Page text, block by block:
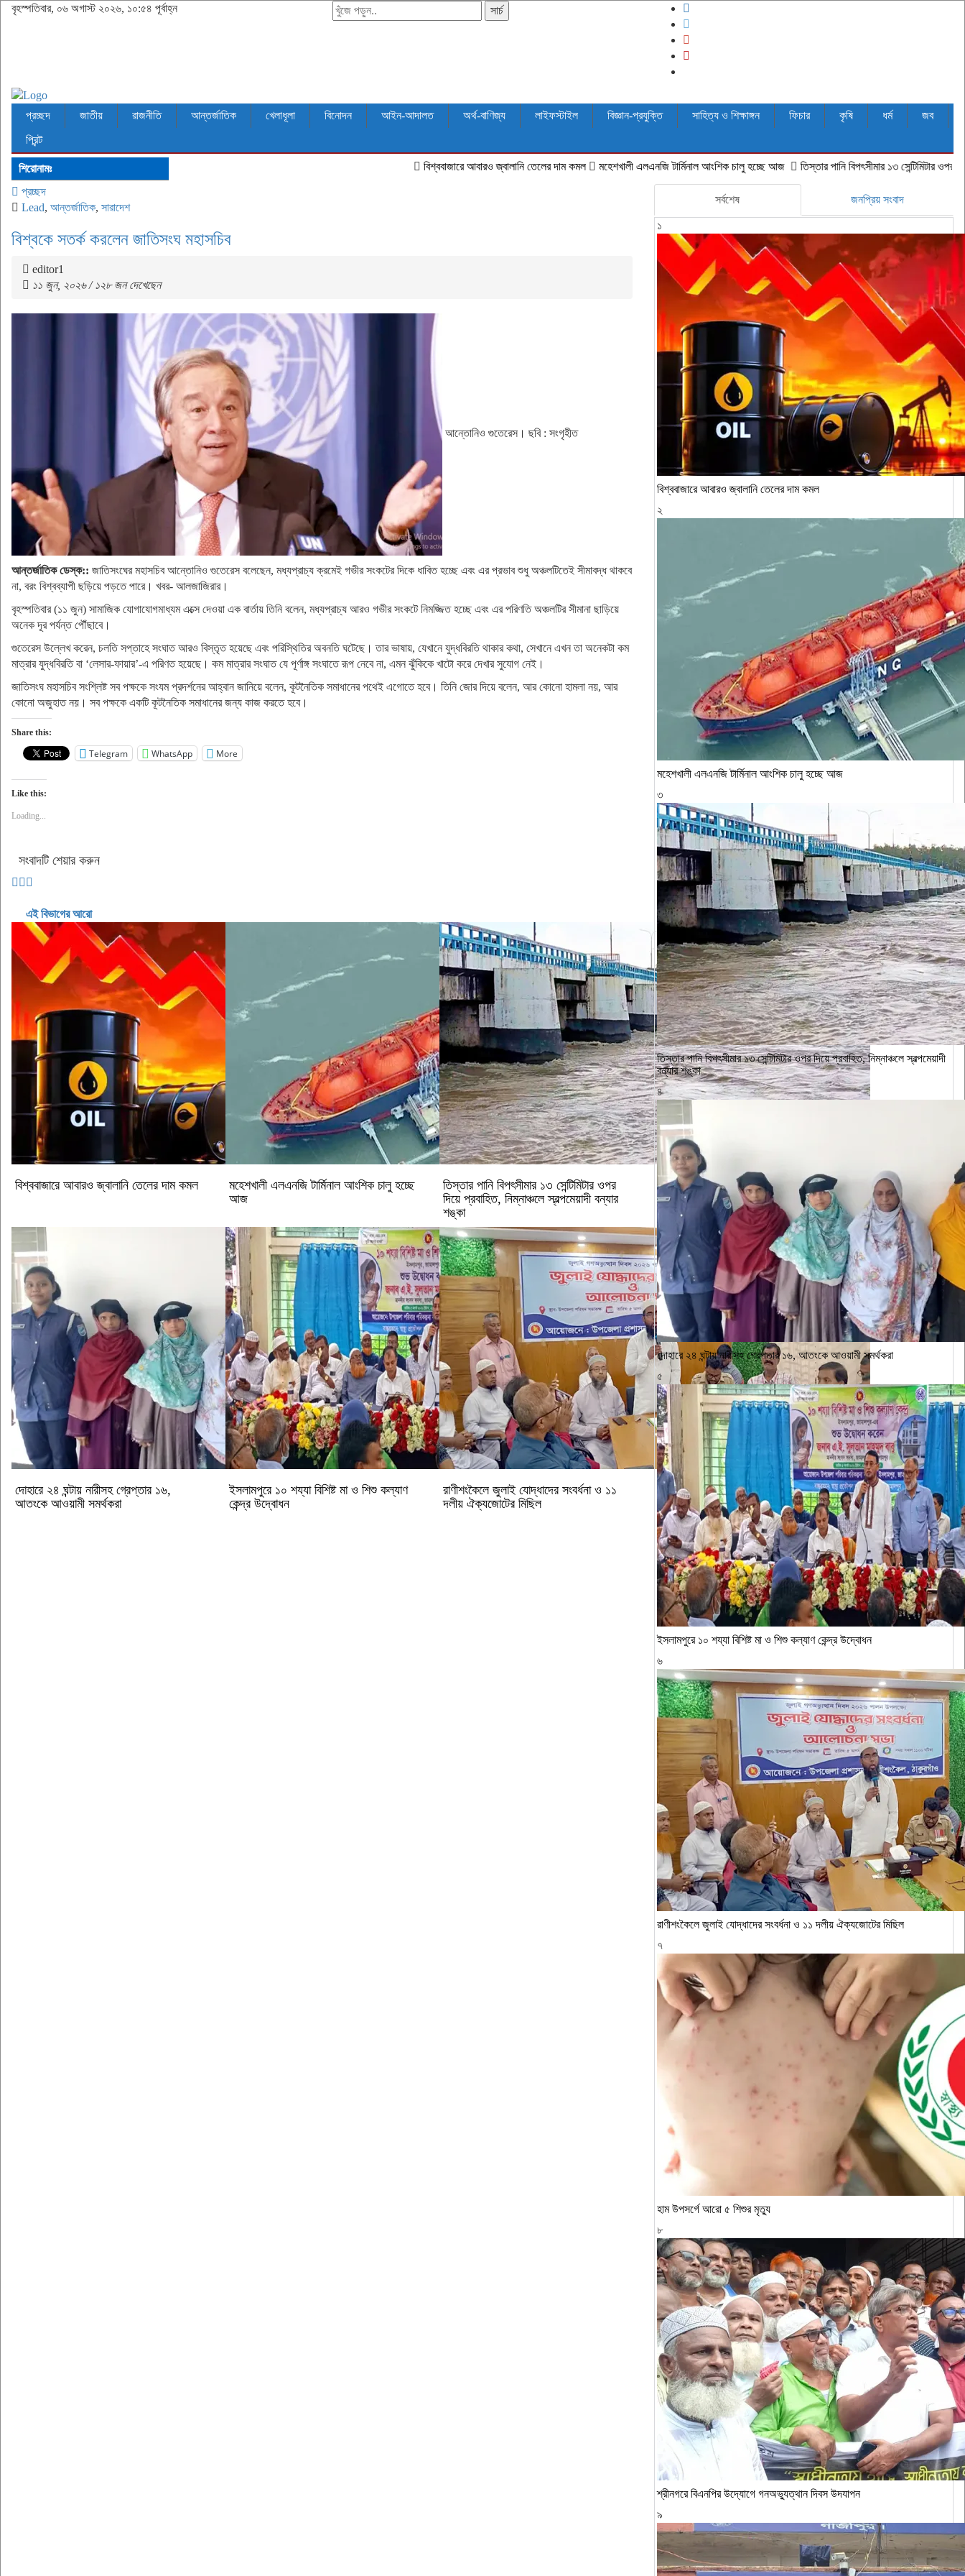
বৃহস্পতিবার, ০৬ অগাস্ট ২০২৬, ১০:৫৪ পূর্বাহ্ন সার্চ
প্রচ্ছদ জাতীয় রাজনীতি আন্তর্জাতিক খেলাধূলা বিনোদন আইন-আদালত অর্থ-বাণিজ্য লাইফস্টাইল বিজ্ঞান-প্রযুক্তি সাহিত্য ও শিক্ষাঙ্গন ফিচার কৃষি ধর্ম
জব
প্রিন্ট
শিরোনামঃ বিশ্ববাজারে আবারও জ্বালানি তেলের দাম কমল মহেশখালী এলএনজি টার্মিনাল আংশিক চালু হচ্ছে আজ ‎তিস্তার পানি বিপৎসীমার ১৩ সেন্টিমিটার ওপর দিয়ে প্রবাহিত,
প্রচ্ছদ
Lead, আন্তর্জাতিক, সারাদেশ
বিশ্বকে সতর্ক করলেন জাতিসংঘ মহাসচিব
editor1
১১ জুন, ২০২৬ / ১২৮ জন দেখেছেন
আন্তোনিও গুতেরেস। ছবি : সংগৃহীত
আন্তর্জাতিক ডেস্ক:: জাতিসংঘের মহাসচিব আন্তোনিও গুতেরেস বলেছেন, মধ্যপ্রাচ্য ক্রমেই গভীর সংকটের দিকে ধাবিত হচ্ছে এবং এর প্রভাব শুধু অঞ্চলটিতেই সীমাবদ্ধ থাকবে
না, বরং বিশ্বব্যাপী ছড়িয়ে পড়তে পারে। খবর- আলজাজিরার।
বৃহস্পতিবার (১১ জুন) সামাজিক যোগাযোগমাধ্যম এক্সে দেওয়া এক বার্তায় তিনি বলেন, মধ্যপ্রাচ্য আরও গভীর সংকটে নিমজ্জিত হচ্ছে এবং এর পরিণতি অঞ্চলটির সীমানা ছাড়িয়ে
অনেক দূর পর্যন্ত পৌঁছাবে।
গুতেরেস উল্লেখ করেন, চলতি সপ্তাহে সংঘাত আরও বিস্তৃত হয়েছে এবং পরিস্থিতির অবনতি ঘটেছে। তার ভাষায়, যেখানে যুদ্ধবিরতি থাকার কথা, সেখানে এখন তা অনেকটা কম
মাত্রার যুদ্ধবিরতি বা ‘লেসার-ফায়ার’-এ পরিণত হয়েছে। কম মাত্রার সংঘাত যে পূর্ণাঙ্গ সংঘাতে রূপ নেবে না, এমন ঝুঁকিকে খাটো করে দেখার সুযোগ নেই।
জাতিসংঘ মহাসচিব সংশ্লিষ্ট সব পক্ষকে সংযম প্রদর্শনের আহ্বান জানিয়ে বলেন, কূটনৈতিক সমাধানের পথেই এগোতে হবে। তিনি জোর দিয়ে বলেন, আর কোনো হামলা নয়, আর
কোনো অজুহাত নয়। সব পক্ষকে একটি কূটনৈতিক সমাধানের জন্য কাজ করতে হবে।
Share this:
Telegram WhatsApp More
Like this:
Loading...
সংবাদটি শেয়ার করুন
এই বিভাগের আরো
বিশ্ববাজারে আবারও জ্বালানি তেলের দাম কমল
মহেশখালী এলএনজি টার্মিনাল আংশিক চালু হচ্ছে
আজ
‎তিস্তার পানি বিপৎসীমার ১৩ সেন্টিমিটার ওপর
দিয়ে প্রবাহিত, নিম্নাঞ্চলে স্বল্পমেয়াদী বন্যার
শঙ্কা
দোহারে ২৪ ঘন্টায় নারীসহ গ্রেপ্তার ১৬,
আতংকে আওয়ামী সমর্থকরা
ইসলামপুরে ১০ শয্যা বিশিষ্ট মা ও শিশু কল্যাণ
কেন্দ্র উদ্বোধন
রাণীশংকৈলে জুলাই যোদ্ধাদের সংবর্ধনা ও ১১
দলীয় ঐক্যজোটের মিছিল
সর্বশেষ জনপ্রিয় সংবাদ
১
বিশ্ববাজারে আবারও জ্বালানি তেলের দাম কমল
২
মহেশখালী এলএনজি টার্মিনাল আংশিক চালু হচ্ছে আজ
৩
‎তিস্তার পানি বিপৎসীমার ১৩ সেন্টিমিটার ওপর দিয়ে প্রবাহিত, নিম্নাঞ্চলে স্বল্পমেয়াদী
বন্যার শঙ্কা
৪
দোহারে ২৪ ঘন্টায় নারীসহ গ্রেপ্তার ১৬, আতংকে আওয়ামী সমর্থকরা
৫
ইসলামপুরে ১০ শয্যা বিশিষ্ট মা ও শিশু কল্যাণ কেন্দ্র উদ্বোধন
৬
রাণীশংকৈলে জুলাই যোদ্ধাদের সংবর্ধনা ও ১১ দলীয় ঐক্যজোটের মিছিল
৭
হাম উপসর্গে আরো ৫ শিশুর মৃত্যু
৮
শ্রীনগরে বিএনপির উদ্যোগে গনঅভ্যুত্থান দিবস উদযাপন
৯